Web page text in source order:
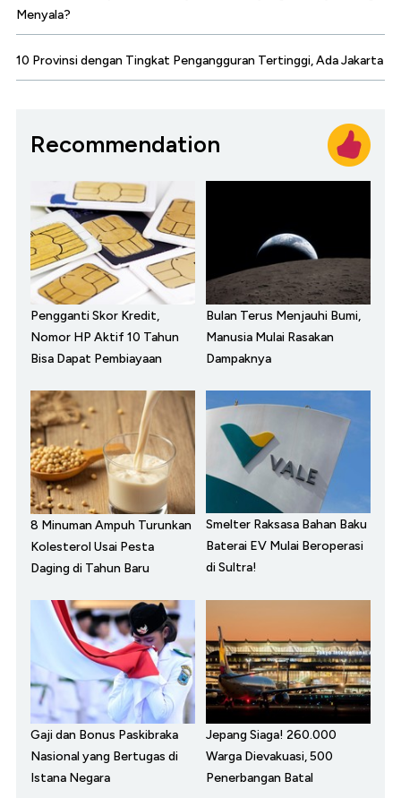
Menyala?
10 Provinsi dengan Tingkat Pengangguran Tertinggi, Ada Jakarta
Recommendation
Pengganti Skor Kredit,
Nomor HP Aktif 10 Tahun
Bisa Dapat Pembiayaan
Bulan Terus Menjauhi Bumi,
Manusia Mulai Rasakan
Dampaknya
8 Minuman Ampuh Turunkan
Kolesterol Usai Pesta
Daging di Tahun Baru
Smelter Raksasa Bahan Baku
Baterai EV Mulai Beroperasi
di Sultra!
Gaji dan Bonus Paskibraka
Nasional yang Bertugas di
Istana Negara
Jepang Siaga! 260.000
Warga Dievakuasi, 500
Penerbangan Batal